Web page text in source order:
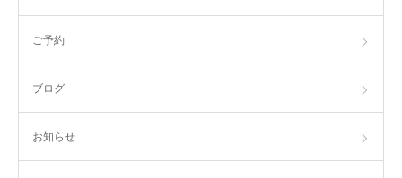
ご予約
ブログ
お知らせ